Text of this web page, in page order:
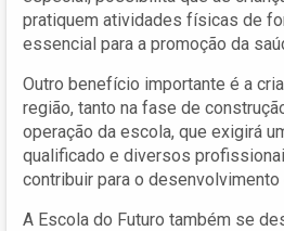
pratiquem atividades físicas de
essencial para a promoção da
Outro benefício importante é a
região, tanto na fase de
operação da escola, que exigirá
qualificado e diversos
contribuir para o
A Escola do Futuro também se